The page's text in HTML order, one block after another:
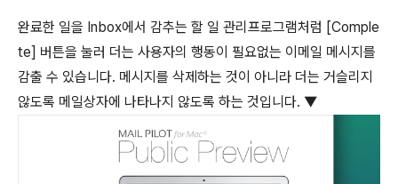
완료한 일을 Inbox에서 감추는 할 일 관리프로그램처럼 [Comple
te] 버튼을 눌러 더는 사용자의 행동이 필요없는 이메일 메시지를
감출 수 있습니다. 메시지를 삭제하는 것이 아니라 더는 거슬리지
않도록 메일상자에 나타나지 않도록 하는 것입니다. ▼